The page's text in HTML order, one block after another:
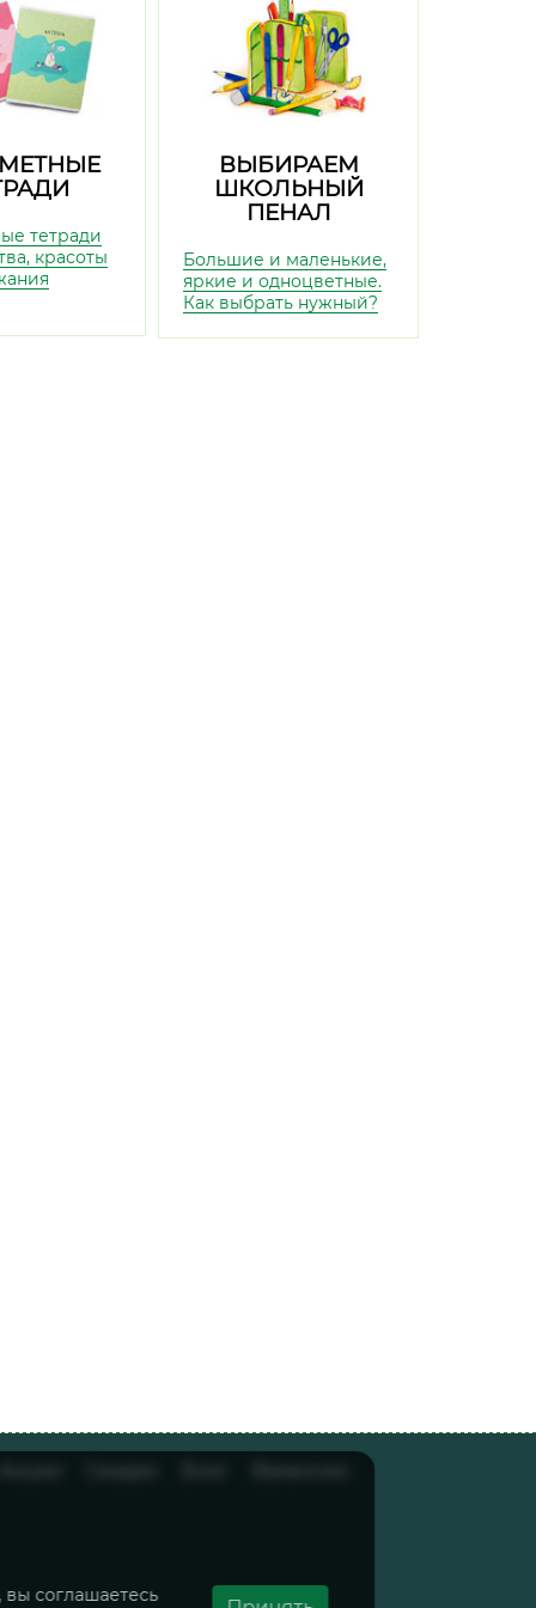
тетради
красоты
ВЫБИРАЕМ
ШКОЛЬНЫЙ
ПЕНАЛ
Большие и маленькие,
яркие и одноцветные.
Как выбрать нужный?
соглашаетесь